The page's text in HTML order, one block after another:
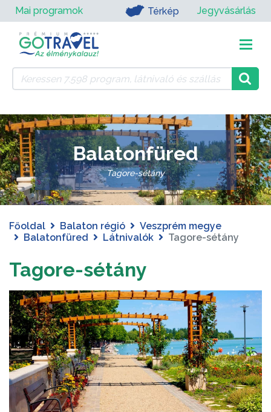
Mai programok Térkép Jegyvásárlás
Balatonfüred
Tagore-sétány
Főoldal Balaton régió
Veszprém megye
Balatonfüred
Látnivalók Tagore-sétány
Tagore-sétány